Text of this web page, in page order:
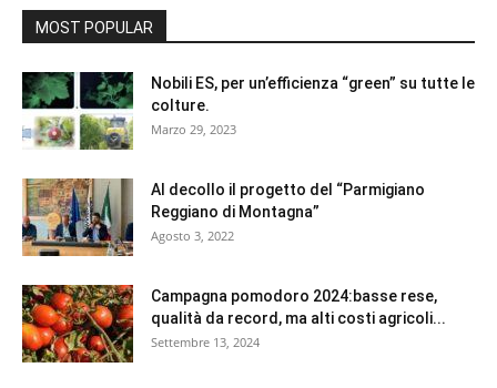
MOST POPULAR
Nobili ES, per un’efficienza “green” su tutte le
colture.
Marzo 29, 2023
Al decollo il progetto del “Parmigiano
Reggiano di Montagna”
Agosto 3, 2022
Campagna pomodoro 2024:basse rese,
qualità da record, ma alti costi agricoli...
Settembre 13, 2024